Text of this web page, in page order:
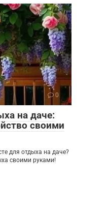
0
на даче:
своими
для отдыха на даче?
своими руками!